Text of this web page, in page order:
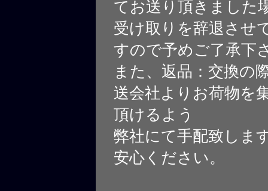
てお送り頂きました
受け取りを辞退させ
すので予めご了承下
また、返品：交換の
送会社よりお荷物を
頂けるよう
弊社にて手配致しま
安心ください。